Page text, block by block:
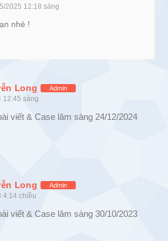
2025 12:18 sáng
nhé !
Long Admin
12:45 sáng
viết & Case lâm sàng 24/12/2024
Long Admin
4:14 chiều
viết & Case lâm sàng 30/10/2023